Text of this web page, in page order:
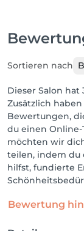
Sortieren nach
Dieser Salon
Zusätzlich
Bewertungen,
du einen
möchten wir
teilen, indem du
hilfst, fundierte
Bewertung